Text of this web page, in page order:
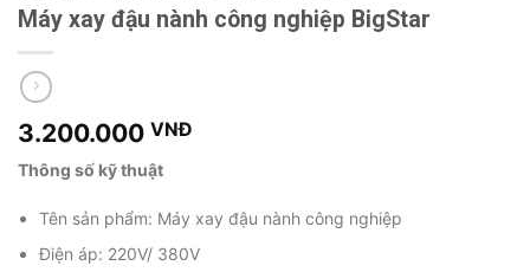
Máy xay đậu nành công nghiệp BigStar
3.200.000 VNĐ
Thông số kỹ thuật
Tên sản phẩm: Máy xay đậu nành công nghiệp
Điện áp: 220V/ 380V